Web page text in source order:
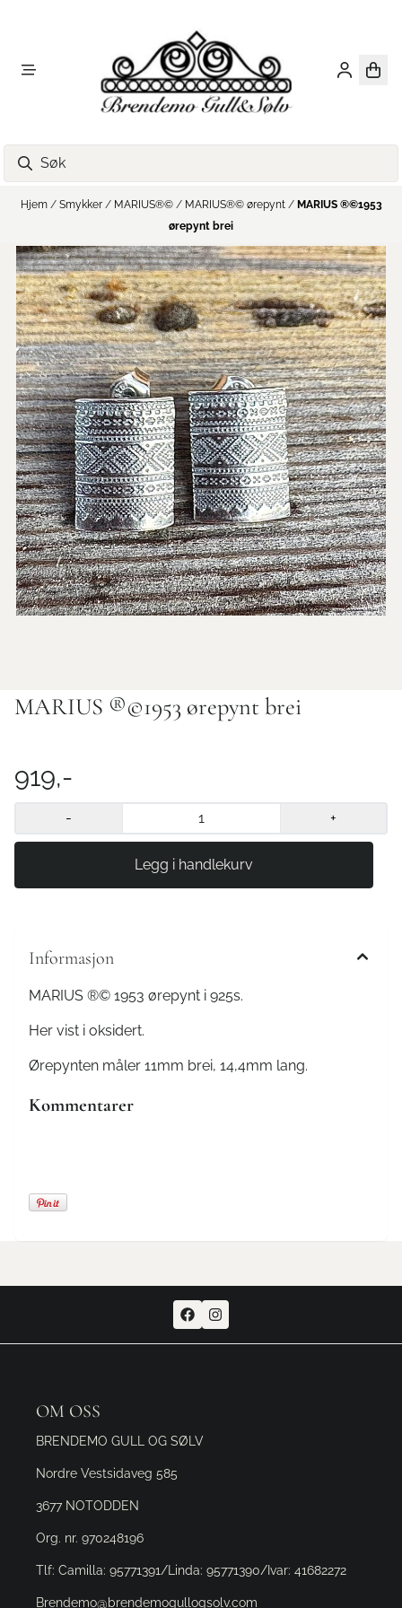
Hjem / Smykker / MARIUS®️©️ / MARIUS®️©️ ørepynt / MARIUS ®️©️1953
ørepynt brei
MARIUS ®️©️1953 ørepynt brei
919,-
- +
Informasjon
MARIUS ®️©️ 1953 ørepynt i 925s.
Her vist i oksidert.
Ørepynten måler 11mm brei, 14,4mm lang.
Kommentarer
OM OSS
BRENDEMO GULL OG SØLV
Nordre Vestsidaveg 585
3677 NOTODDEN
Org. nr. 970248196
Tlf: Camilla: 95771391/Linda: 95771390/Ivar: 41682272
Brendemo@brendemogullogsolv.com